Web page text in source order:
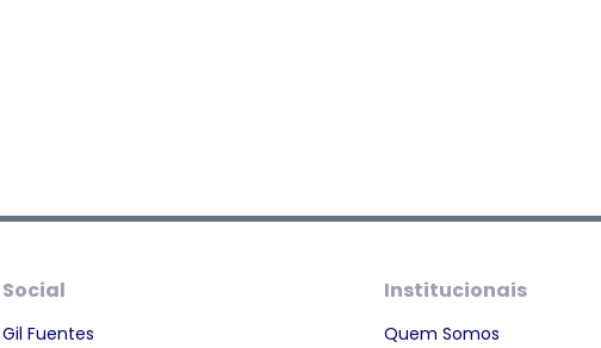
Social
Gil Fuentes
Institucionais
Quem Somos